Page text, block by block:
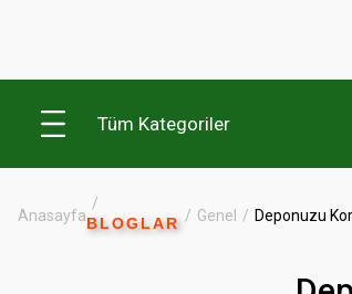
Tüm Kategoriler
AnasayfaBLOGLAR Genel Deponuzu